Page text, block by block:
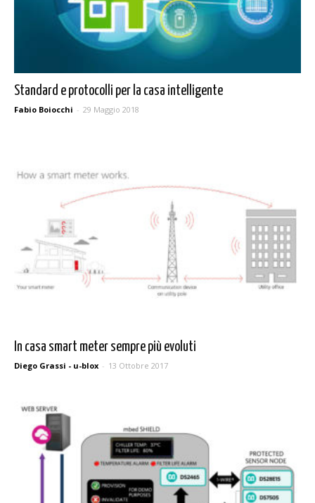
Standard e protocolli per la casa intelligente
Fabio Boiocchi - 29 Maggio 2018
In casa smart meter sempre più evoluti
Diego Grassi - u-blox - 13 Ottobre 2017